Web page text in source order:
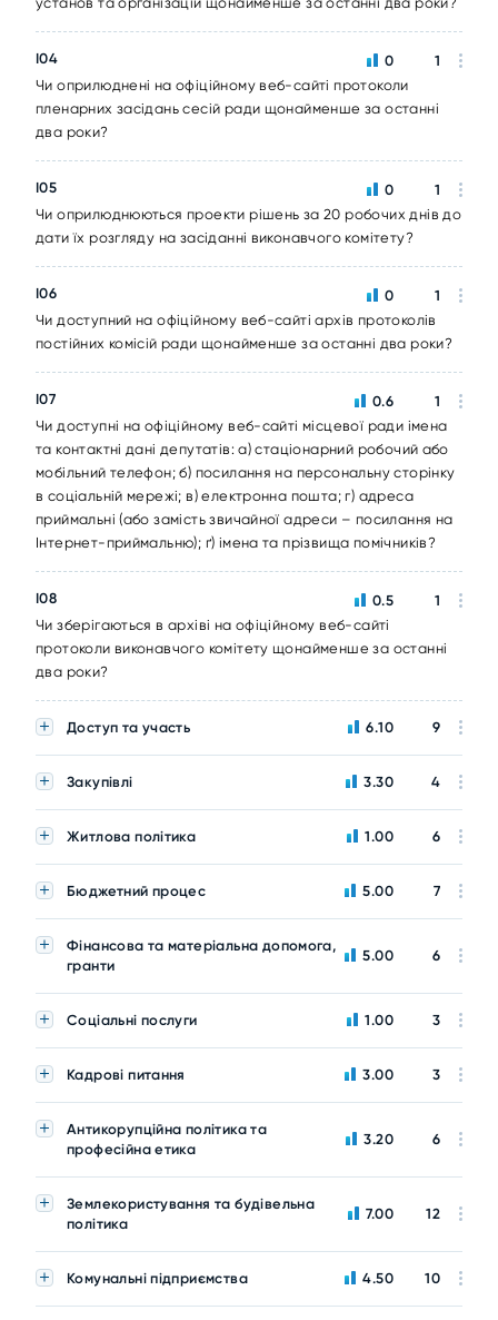
I04
Чи оприлюднені на офіційному веб-сайті протоколи
пленарних засідань сесій ради щонайменше за останні
два роки?
0 1
I05
Чи оприлюднюються проекти рішень за 20 робочих днів до
дати їх розгляду на засіданні виконавчого комітету?
0 1
I06
Чи доступний на офіційному веб-сайті архів протоколів
постійних комісій ради щонайменше за останні два роки?
0 1
I07
Чи доступні на офіційному веб-сайті місцевої ради імена
та контактні дані депутатів: а) стаціонарний робочий або
мобільний телефон; б) посилання на персональну сторінку
в соціальній мережі; в) електронна пошта; г) адреса
приймальні (або замість звичайної адреси – посилання на
Інтернет-приймальню); ґ) імена та прізвища помічників?
0.6 1
I08
Чи зберігаються в архіві на офіційному веб-сайті
протоколи виконавчого комітету щонайменше за останні
два роки?
0.5 1
Доступ та участь 6.10 9
Закупівлі 3.30 4
Житлова політика 1.00 6
Бюджетний процес 5.00 7
Фінансова та матеріальна допомога,
гранти
5.00 6
Соціальні послуги 1.00 3
Кадрові питання 3.00 3
Антикорупційна політика та
професійна етика
3.20 6
Землекористування та будівельна
політика
7.00 12
Комунальні підприємства 4.50 10